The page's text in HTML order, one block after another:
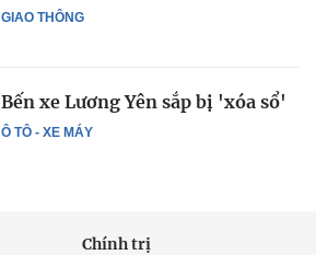
GIAO THÔNG
Ô TÔ - XE MÁY
Bến xe Lương Yên sắp bị 'xóa sổ'
Chính trị